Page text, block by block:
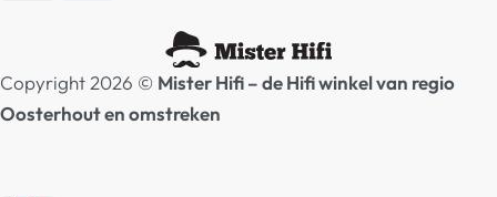
Copyright 2026 © Mister Hifi – de Hifi winkel van regio
Oosterhout en omstreken